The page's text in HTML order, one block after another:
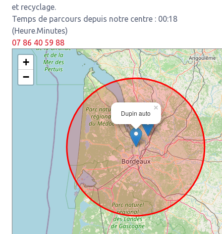
et recyclage.
Temps de parcours depuis notre centre : 00:18
(Heure.Minutes)
07 86 40 59 88
Dupin auto
×
+
−